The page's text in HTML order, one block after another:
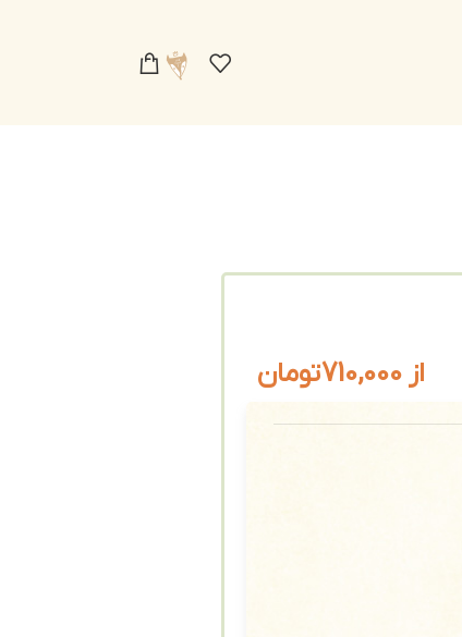
از 710,000تومان